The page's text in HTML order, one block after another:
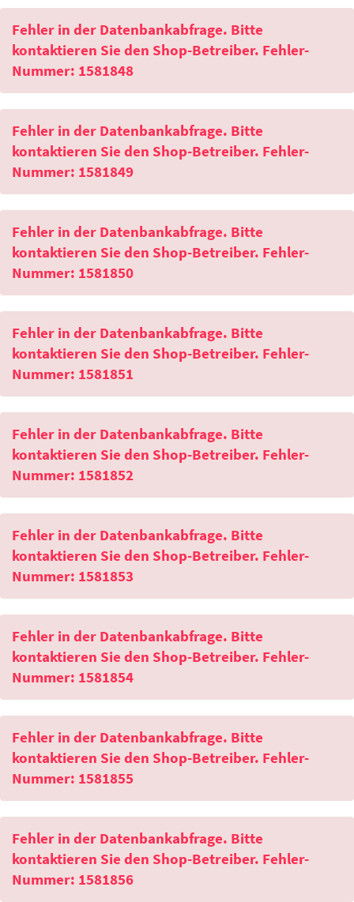
Fehler in der Datenbankabfrage. Bitte
kontaktieren Sie den Shop-Betreiber. Fehler-
Nummer: 1581848
Fehler in der Datenbankabfrage. Bitte
kontaktieren Sie den Shop-Betreiber. Fehler-
Nummer: 1581849
Fehler in der Datenbankabfrage. Bitte
kontaktieren Sie den Shop-Betreiber. Fehler-
Nummer: 1581850
Fehler in der Datenbankabfrage. Bitte
kontaktieren Sie den Shop-Betreiber. Fehler-
Nummer: 1581851
Fehler in der Datenbankabfrage. Bitte
kontaktieren Sie den Shop-Betreiber. Fehler-
Nummer: 1581852
Fehler in der Datenbankabfrage. Bitte
kontaktieren Sie den Shop-Betreiber. Fehler-
Nummer: 1581853
Fehler in der Datenbankabfrage. Bitte
kontaktieren Sie den Shop-Betreiber. Fehler-
Nummer: 1581854
Fehler in der Datenbankabfrage. Bitte
kontaktieren Sie den Shop-Betreiber. Fehler-
Nummer: 1581855
Fehler in der Datenbankabfrage. Bitte
kontaktieren Sie den Shop-Betreiber. Fehler-
Nummer: 1581856